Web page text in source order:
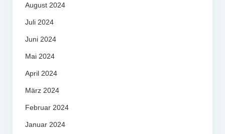
August 2024
Juli 2024
Juni 2024
Mai 2024
April 2024
März 2024
Februar 2024
Januar 2024